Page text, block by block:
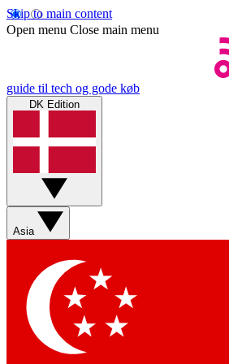
Skip to main content
Open menu Close main menu
guide til tech og gode køb
DK Edition
Asia